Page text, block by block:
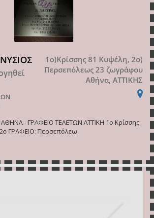
1ο)Κρίσσης 81 Κυψέλη, 2ο)
Περσεπόλεως 23 ζωγράφου
Αθήνα, ΑΤΤΙΚΗΣ
- ΓΡΑΦΕΙΟ ΤΕΛΕΤΩΝ ΑΤΤΙΚΗ 1o Κρίσσης
ΓΡΑΦΕΙΟ: Περσεπόλεω